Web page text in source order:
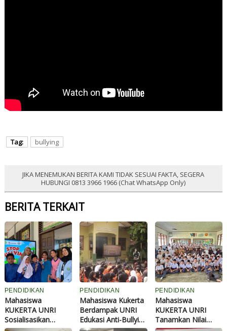
Tag: bullying
JIKA MENEMUKAN BERITA KAMI TIDAK SESUAI FAKTA, SEGERA
HUBUNGI 0813 3966 1966 (Chat WhatsApp Only)
BERITA TERKAIT
PENDIDIKAN
Mahasiswa
KUKERTA UNRI
Sosialisasikan
PENDIDIKAN
Mahasiswa Kukerta
Berdampak UNRI
Edukasi Anti-Bullying
PENDIDIKAN
Mahasiswa
KUKERTA UNRI
Tanamkan Nilai